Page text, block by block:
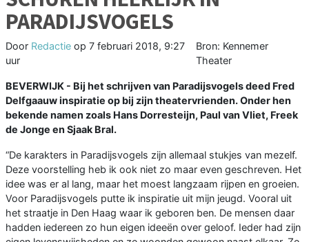
PARADIJSVOGELS
Door Redactie op 7 februari 2018, 9:27
uur
Bron: Kennemer
Theater
BEVERWIJK - Bij het schrijven van Paradijsvogels deed Fred
Delfgaauw inspiratie op bij zijn theatervrienden. Onder hen
bekende namen zoals Hans Dorresteijn, Paul van Vliet, Freek
de Jonge en Sjaak Bral.
“De karakters in Paradijsvogels zijn allemaal stukjes van mezelf.
Deze voorstelling heb ik ook niet zo maar even geschreven. Het
idee was er al lang, maar het moest langzaam rijpen en groeien.
Voor Paradijsvogels putte ik inspiratie uit mijn jeugd. Vooral uit
het straatje in Den Haag waar ik geboren ben. De mensen daar
hadden iedereen zo hun eigen ideeën over geloof. Ieder had zijn